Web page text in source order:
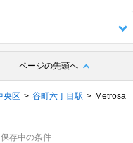
ページの先頭へ
央区 谷町六丁目駅
Metrosa
保存中の条件